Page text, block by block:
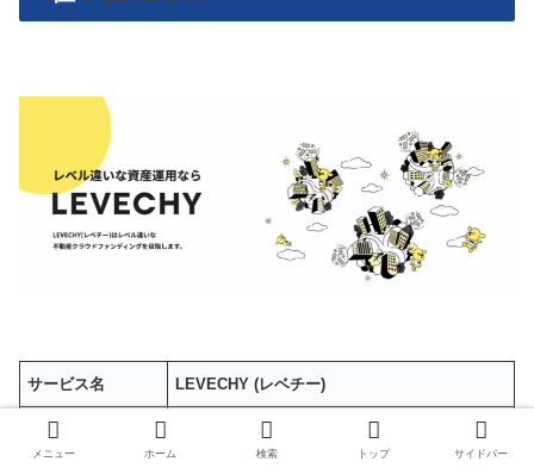
サービス名 LEVECHY (レベチー)
メニュー ホーム 検索 トップ サイドバー